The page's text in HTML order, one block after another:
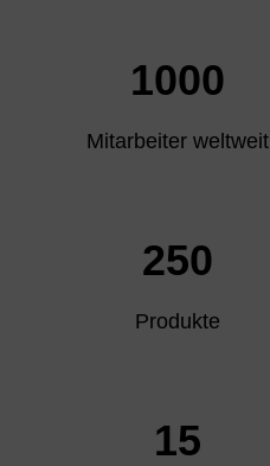
1000
Mitarbeiter weltweit
250
Produkte
15